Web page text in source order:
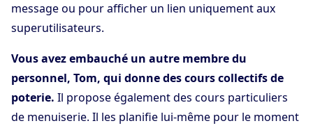
message ou pour afficher un lien uniquement aux
superutilisateurs.
Vous avez embauché un autre membre du
personnel, Tom, qui donne des cours collectifs de
poterie. Il propose également des cours particuliers
de menuiserie. Il les planifie lui-même pour le moment